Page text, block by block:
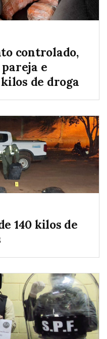
controlado,
e
de droga
140 kilos de